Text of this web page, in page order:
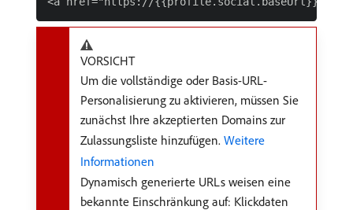
VORSICHT
Um die vollständige oder Basis-URL-
Personalisierung zu aktivieren, müssen Sie
zunächst Ihre akzeptierten Domains zur
Zulassungsliste hinzufügen. Weitere
Informationen
Dynamisch generierte URLs weisen eine
bekannte Einschränkung auf: Klickdaten